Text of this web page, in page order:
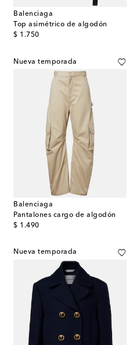
Balenciaga
Top asimétrico de algodón
$ 1.750
original price
Nueva temporada
Balenciaga
Pantalones cargo de algodón
$ 1.490
original price
Nueva temporada